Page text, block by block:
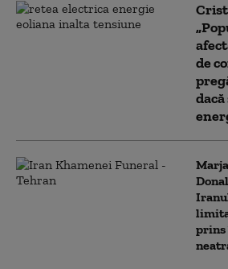
de